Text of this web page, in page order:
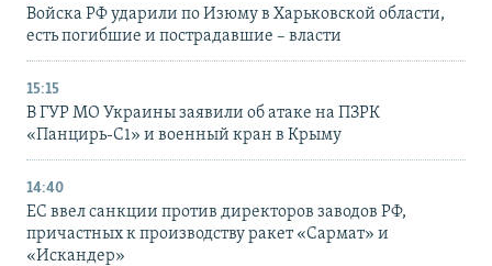
Войска РФ ударили по Изюму в Харьковской области,
есть погибшие и пострадавшие – власти
15:15
В ГУР МО Украины заявили об атаке на ПЗРК
«Панцирь-С1» и военный кран в Крыму
14:40
ЕС ввел санкции против директоров заводов РФ,
причастных к производству ракет «Сармат» и
«Искандер»